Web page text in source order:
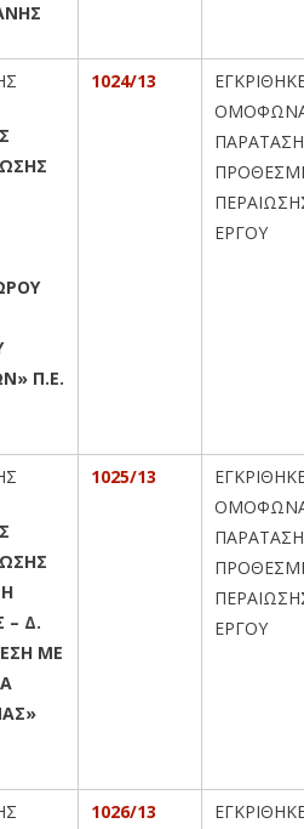
Π.Ε.
1024/13
ΠΑΡΑΤΑΣΗ
ΕΡΓΟΥ
– Δ.
ΜΕ
1025/13
ΠΑΡΑΤΑΣΗ
ΕΡΓΟΥ
1026/13